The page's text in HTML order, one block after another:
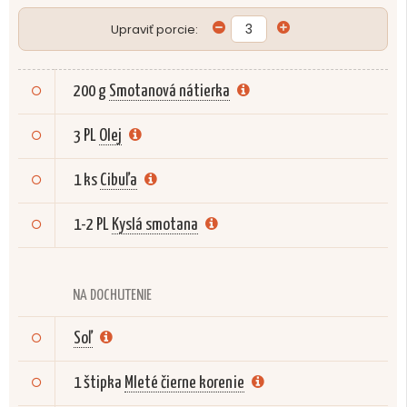
Upraviť porcie:
200 g Smotanová nátierka
3 PL Olej
1 ks Cibuľa
1-2 PL Kyslá smotana
NA DOCHUTENIE
Soľ
1 štipka Mleté čierne korenie